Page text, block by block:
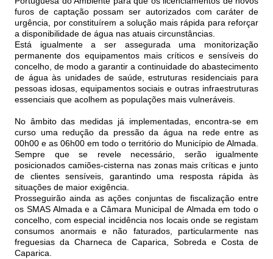
furos de captação possam ser autorizados com caráter de
urgência, por constituírem a solução mais rápida para reforçar
a disponibilidade de água nas atuais circunstâncias.
Está igualmente a ser assegurada uma monitorização
permanente dos equipamentos mais críticos e sensíveis do
concelho, de modo a garantir a continuidade do abastecimento
de água às unidades de saúde, estruturas residenciais para
pessoas idosas, equipamentos sociais e outras infraestruturas
essenciais que acolhem as populações mais vulneráveis.
No âmbito das medidas já implementadas, encontra-se em
curso uma redução da pressão da água na rede entre as
00h00 e as 06h00 em todo o território do Município de Almada.
Sempre que se revele necessário, serão igualmente
posicionados camiões-cisterna nas zonas mais críticas e junto
de clientes sensíveis, garantindo uma resposta rápida às
situações de maior exigência.
Prosseguirão ainda as ações conjuntas de fiscalização entre
os SMAS Almada e a Câmara Municipal de Almada em todo o
concelho, com especial incidência nos locais onde se registam
consumos anormais e não faturados, particularmente nas
freguesias da Charneca de Caparica, Sobreda e Costa de
Caparica.